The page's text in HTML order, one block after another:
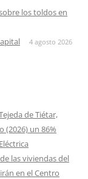
los toldos en
4 agosto 2026
de Tiétar,
(2026) un 86%
las viviendas del
en el Centro